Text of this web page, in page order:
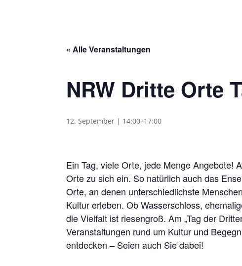
« Alle Veranstaltungen
NRW Dritte Orte
12. September | 14:00–17:00
Ein Tag, viele Orte, jede Menge Angebote!
Orte zu sich ein. So natürlich auch das
Orte, an denen unterschiedlichste
Kultur erleben. Ob Wasserschloss,
die Vielfalt ist riesengroß. Am „Tag der
Veranstaltungen rund um Kultur und
entdecken – Seien auch Sie dabei!